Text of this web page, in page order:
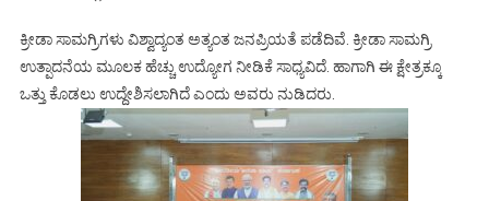
ಕ್ರೀಡಾ ಸಾಮಗ್ರಿಗಳು ವಿಶ್ವಾದ್ಯಂತ ಅತ್ಯಂತ ಜನಪ್ರಿಯತೆ ಪಡೆದಿವೆ. ಕ್ರೀಡಾ ಸಾಮಗ್ರಿ
ಉತ್ಪಾದನೆಯ ಮೂಲಕ ಹೆಚ್ಚು ಉದ್ಯೋಗ ನೀಡಿಕೆ ಸಾಧ್ಯವಿದೆ. ಹಾಗಾಗಿ ಈ ಕ್ಷೇತ್ರಕ್ಕೂ
ಒತ್ತು ಕೊಡಲು ಉದ್ದೇಶಿಸಲಾಗಿದೆ ಎಂದು ಅವರು ನುಡಿದರು.